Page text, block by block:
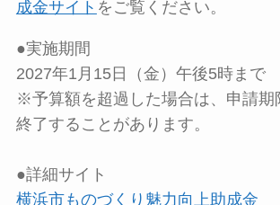
成金サイト をご覧ください。
●実施期間
2027年1月15日（金）午後5時まで
※予算額を超過した場合は、申請期
終了することがあります。
●詳細サイト
横浜市ものづくり魅力向上助成金